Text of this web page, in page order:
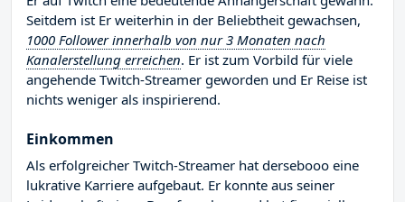
Seitdem ist Er weiterhin in der Beliebtheit gewachsen,
1000 Follower innerhalb von nur 3 Monaten nach
Kanalerstellung erreichen. Er ist zum Vorbild für viele
angehende Twitch-Streamer geworden und Er Reise ist
nichts weniger als inspirierend.
Einkommen
Als erfolgreicher Twitch-Streamer hat dersebooo eine
lukrative Karriere aufgebaut. Er konnte aus seiner